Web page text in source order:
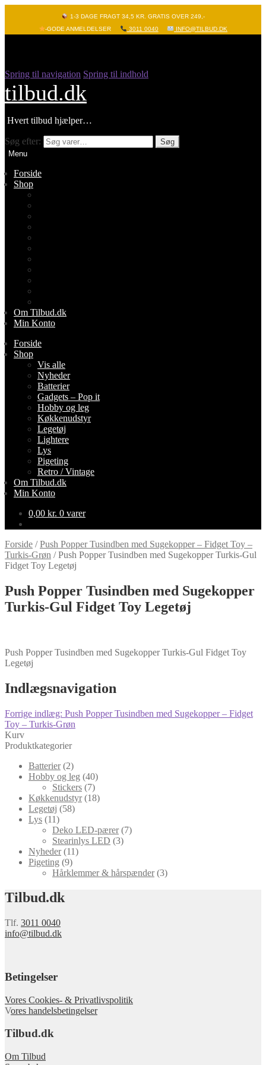
1-3 DAGE FRAGT 34,5 KR. GRATIS OVER 249,-
-GODE ANMELDELSER
3011 0040 INFO@TILBUD.DK
Spring til navigation Spring til indhold
tilbud.dk
Hvert tilbud hjælper…
Søg efter:
Søg
Menu
Forside
Shop
Om Tilbud.dk
Min Konto
Forside
Shop
Vis alle
Nyheder
Batterier
Gadgets – Pop it
Hobby og leg
Køkkenudstyr
Legetøj
Lightere
Lys
Pigeting
Retro / Vintage
Om Tilbud.dk
Min Konto
0,00 kr. 0 varer
Forside /Push Popper Tusindben med Sugekopper – Fidget Toy –
Turkis-Grøn /Push Popper Tusindben med Sugekopper Turkis-Gul
Fidget Toy Legetøj
Push Popper Tusindben med Sugekopper
Turkis-Gul Fidget Toy Legetøj
Push Popper Tusindben med Sugekopper Turkis-Gul Fidget Toy
Legetøj
Indlægsnavigation
Forrige indlæg: Push Popper Tusindben med Sugekopper – Fidget
Toy – Turkis-Grøn
Kurv
Produktkategorier
Batterier (2)
Hobby og leg (40)
Stickers (7)
Køkkenudstyr (18)
Legetøj (58)
Lys (11)
Deko LED-pærer (7)
Stearinlys LED (3)
Nyheder (11)
Pigeting (9)
Hårklemmer & hårspænder (3)
Tilbud.dk
Tlf. 3011 0040
info@tilbud.dk
Betingelser
Vores Cookies- & Privatlivspolitik
Vores handelsbetingelser
Tilbud.dk
Om Tilbud